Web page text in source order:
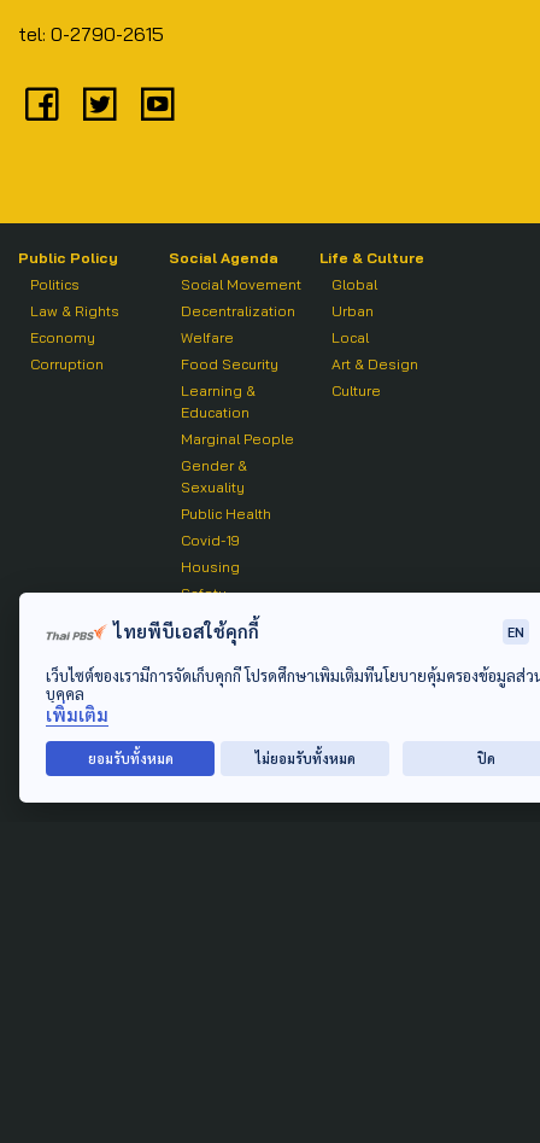
tel: 0-2790-2615
Public Policy
Politics
Law & Rights
Economy
Corruption
Social Agenda
Social Movement
Decentralization
Welfare
Food Security
Learning &
Education
Marginal People
Gender &
Sexuality
Public Health
Covid-19
Housing
Safety
Life & Culture
Global
Urban
Local
Art & Design
Culture
Environment
Pollution
Disaster
Climate Change
Agriculture
Sustainable
News
Feature &
Quote
ไทยพีบีเอสใช้คุกกี้ EN
เว็บไซต์ของเรามีการจัดเก็บคุกกี้ โปรดศึกษาเพิ่มเติมที่นโยบายคุ้มครองข้อมูลส่ว
บุคคล
เพิ่มเติม
ยอมรับทั้งหมด ไม่ยอมรับทั้งหมด ปิด